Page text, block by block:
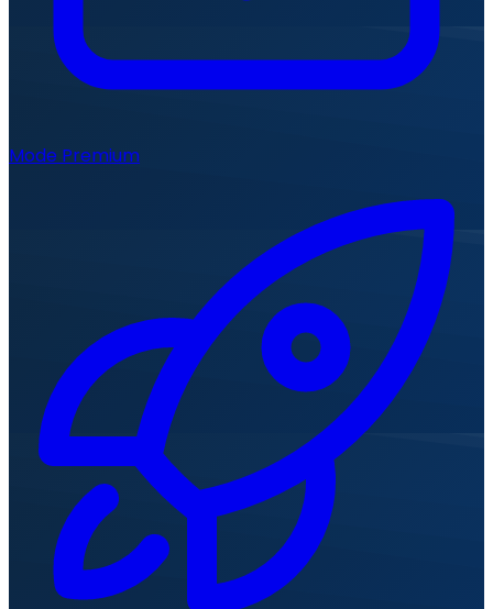
Mode Premium